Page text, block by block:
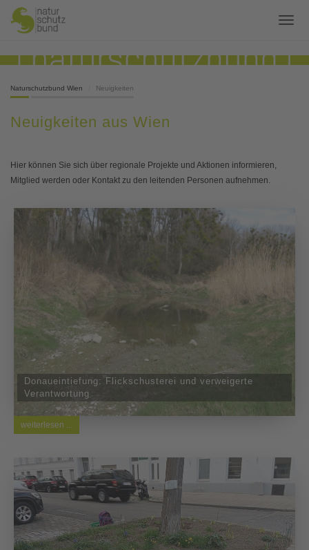
Naturschutzbund Wien Neuigkeiten
Neuigkeiten aus Wien
Hier können Sie sich über regionale Projekte und Aktionen informieren,
Mitglied werden oder Kontakt zu den leitenden Personen aufnehmen.
Donaueintiefung: Flickschusterei und verweigerte
Verantwortung
weiterlesen ...